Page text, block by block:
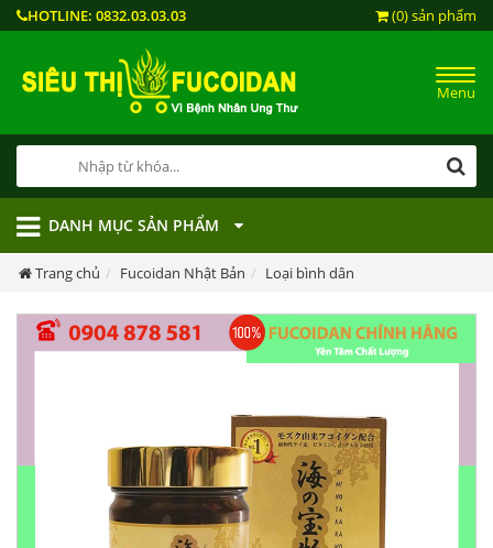
HOTLINE: 0832.03.03.03 (0) sản phẩm
Menu
DANH MỤC SẢN PHẨM
Trang chủ Fucoidan Nhật Bản Loại bình dân